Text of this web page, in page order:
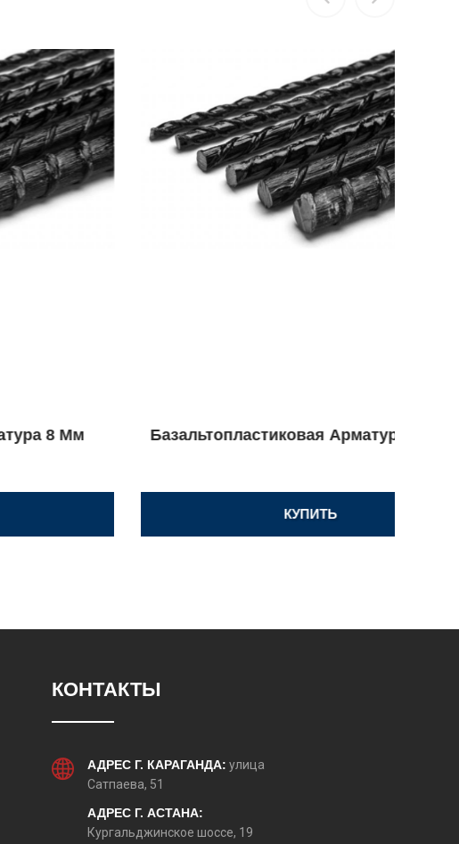
Базальтопластиковая Арматура 6 Мм
КОНТАКТЫ
АДРЕС Г. КАРАГАНДА: улица
Сатпаева, 51
АДРЕС Г. АСТАНА:
Кургальджинское шоссе, 19